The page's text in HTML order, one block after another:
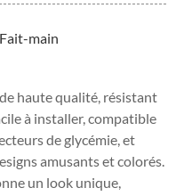
Fait-main
haute qualité, résistant
à installer, compatible
de glycémie, et
amusants et colorés.
un look unique,